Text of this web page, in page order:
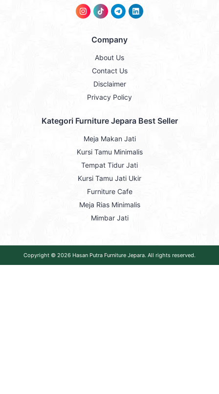
Company
About Us
Contact Us
Disclaimer
Privacy Policy
Kategori Furniture Jepara Best Seller
Meja Makan Jati
Kursi Tamu Minimalis
Tempat Tidur Jati
Kursi Tamu Jati Ukir
Furniture Cafe
Meja Rias Minimalis
Mimbar Jati
Copyright © 2026 Hasan Putra Furniture Jepara. All rights reserved.